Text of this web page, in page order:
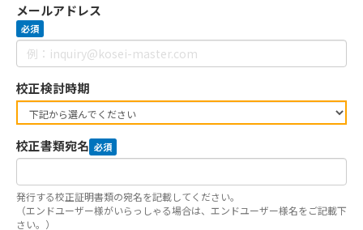
メールアドレス
必須
校正検討時期
校正書類宛名 必須
発行する校正証明書類の宛名を記載してください。
（エンドユーザー様がいらっしゃる場合は、エンドユーザー様名をご記載下
さい。）